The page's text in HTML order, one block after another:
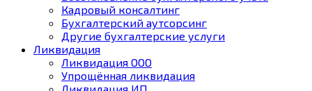
Кадровый консалтинг
Бухгалтерский аутсорсинг
Другие бухгалтерские услуги
Ликвидация
Ликвидация ООО
Упрощённая ликвидация